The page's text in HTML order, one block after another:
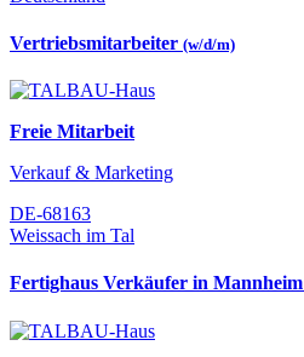
Vertriebsmitarbeiter (w/d/m)
Freie Mitarbeit
Verkauf & Marketing
DE-68163
Weissach im Tal
Fertighaus Verkäufer in Mannheim